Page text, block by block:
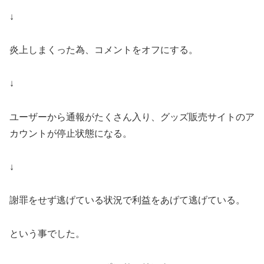
↓
炎上しまくった為、コメントをオフにする。
↓
ユーザーから通報がたくさん入り、グッズ販売サイトのア
カウントが停止状態になる。
↓
謝罪をせず逃げている状況で利益をあげて逃げている。
という事でした。